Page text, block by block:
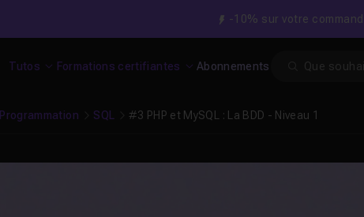
-10% sur votre
Tutos Formations certifiantes Abonnements
Programmation SQL #3 PHP et MySQL : La BDD - Niveau 1